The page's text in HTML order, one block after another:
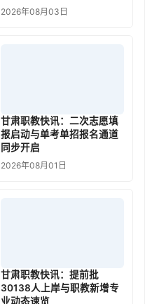
2026年08月03日
甘肃职教快讯：二次志愿填
报启动与单考单招报名通道
同步开启
2026年08月01日
甘肃职教快讯：提前批
30138人上岸与职教新增专
业动态速览